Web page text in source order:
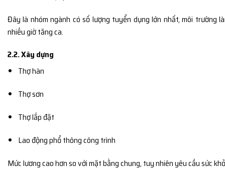
Đây là nhóm ngành có số lượng tuyển dụng lớn nhất, môi trường
nhiều giờ tăng ca.
2.2. Xây dựng
Thợ hàn
Thợ sơn
Thợ lắp đặt
Lao động phổ thông công trình
Mức lương cao hơn so với mặt bằng chung, tuy nhiên yêu cầu sức